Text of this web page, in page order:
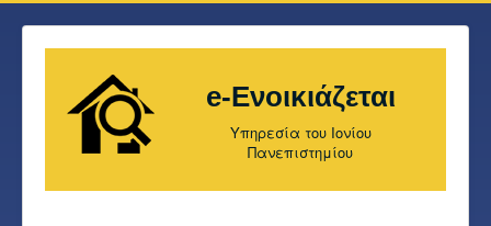
e-Ενοικιάζεται
Υπηρεσία του Ιονίου
Πανεπιστημίου